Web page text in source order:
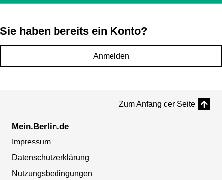
Sie haben bereits ein Konto?
Anmelden
Zum Anfang der Seite
Mein.Berlin.de
Impressum
Datenschutzerklärung
Nutzungsbedingungen